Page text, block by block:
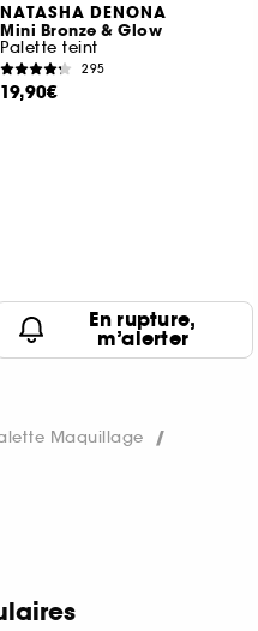
NATASHA DENONA
Mini Bronze & Glow
Palette teint
295
19,90€
En rupture,
m’alerter
Maquillage